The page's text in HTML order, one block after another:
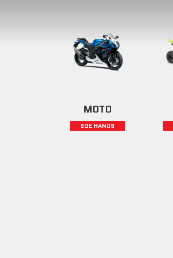
MOTO
2DE HANDS